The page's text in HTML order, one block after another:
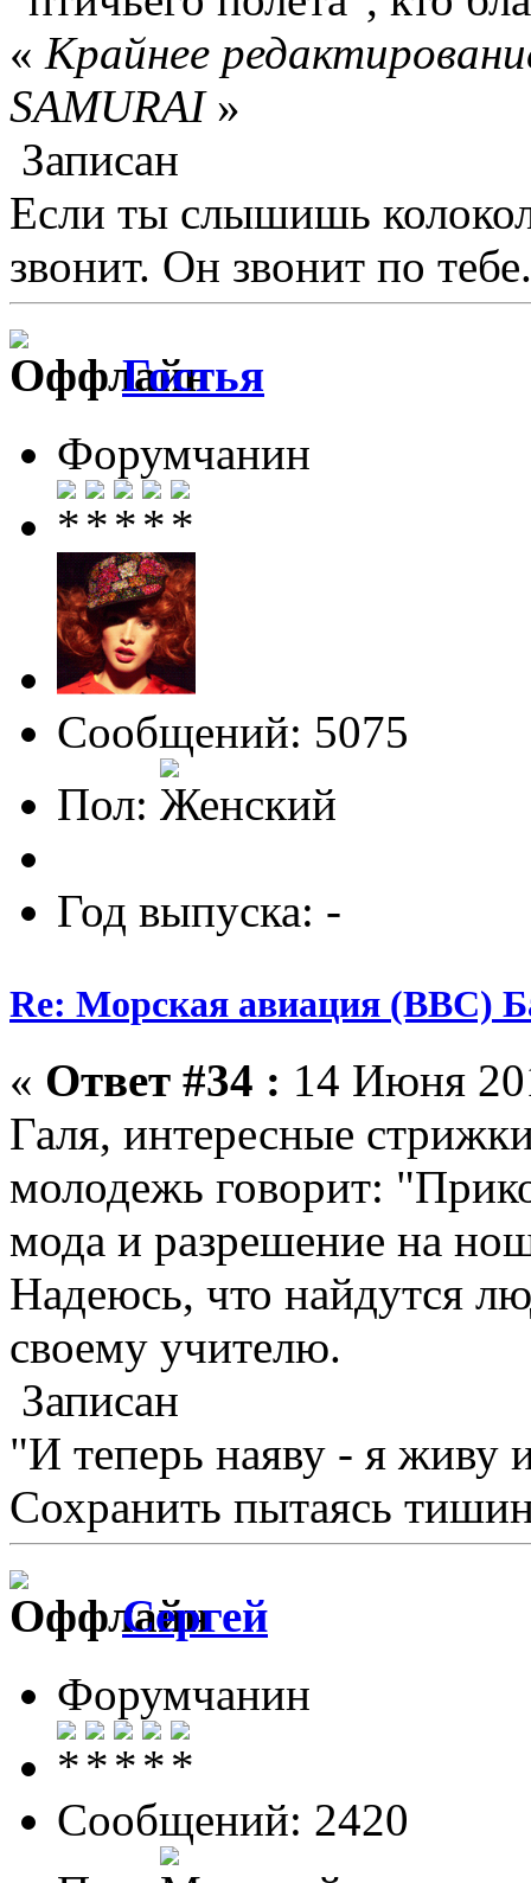
« Крайнее
SAMURAI»
Записан
Если ты слышишь
звонит. Он звонит по
Гостья
Форумчанин
Сообщений: 5075
Пол:
Год выпуска: -
Re: Морская авиация (ВВС)
« Ответ #34 : 14 Июня
Галя, интересные
молодежь говорит:
мода и разрешение на
Надеюсь, что найдутся
своему учителю.
Записан
"И теперь наяву - я живу
Сохранить пытаясь
Сергей
Форумчанин
Сообщений: 2420